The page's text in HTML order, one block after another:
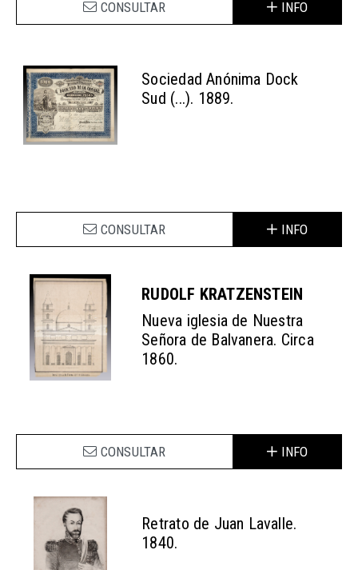
CONSULTAR INFO
Sociedad Anónima Dock
Sud (...). 1889.
CONSULTAR INFO
RUDOLF KRATZENSTEIN
Nueva iglesia de Nuestra
Señora de Balvanera. Circa
1860.
CONSULTAR INFO
Retrato de Juan Lavalle.
1840.